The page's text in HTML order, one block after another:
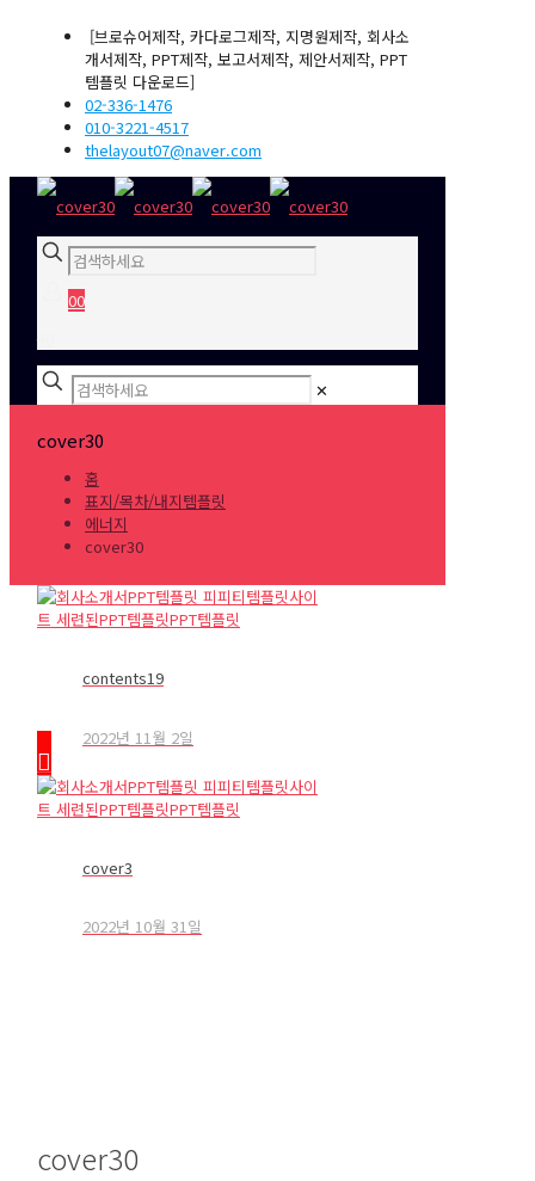
[브로슈어제작, 카다로그제작, 지명원제작, 회사소
개서제작, PPT제작, 보고서제작, 제안서제작, PPT
템플릿 다운로드]
02-336-1476
010-3221-4517
thelayout07@naver.com
00
✕
cover30
홈
표지/목차/내지템플릿
에너지
cover30
contents19
2022년 11월 2일
cover3
2022년 10월 31일
cover30